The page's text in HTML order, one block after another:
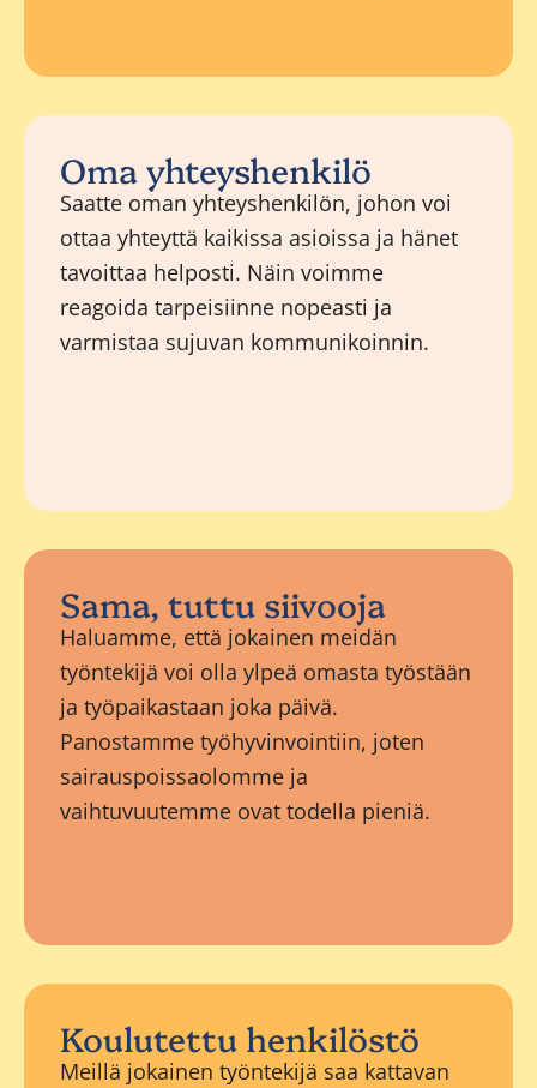
Oma yhteyshenkilö
Saatte oman yhteyshenkilön, johon voi
ottaa yhteyttä kaikissa asioissa ja hänet
tavoittaa helposti. Näin voimme
reagoida tarpeisiinne nopeasti ja
varmistaa sujuvan kommunikoinnin.
Sama, tuttu siivooja
Haluamme, että jokainen meidän
työntekijä voi olla ylpeä omasta työstään
ja työpaikastaan joka päivä.
Panostamme työhyvinvointiin, joten
sairauspoissaolomme ja
vaihtuvuutemme ovat todella pieniä.
Koulutettu henkilöstö
Meillä jokainen työntekijä saa kattavan